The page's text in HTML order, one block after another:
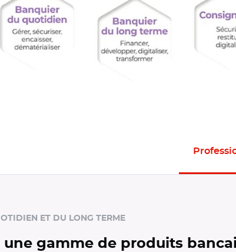
une gamme de produits
ET DU LONG TERME